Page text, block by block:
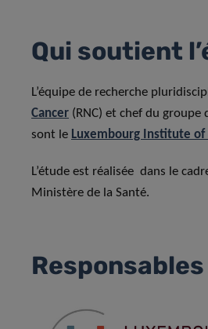
Qui soutient
L’équipe de recherche
Cancer (RNC) et chef du groupe
sont le Luxembourg Institute of
L’étude est réalisée dans le
Ministère de la Santé.
Responsables